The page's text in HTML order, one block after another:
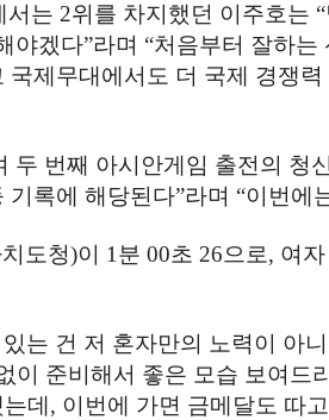
서는2위를 차지했던 이주호는 “
야겠다”라며 “처음부터 잘하는
국제무대에서도 더 국제 경쟁
두 번째 아시안게임 출전의 청
기록에 해당된다”라며 “이번에
도청)이 1분00초26으로, 여
는 건 저 혼자만의 노력이 아
이 준비해서 좋은 모습 보여드
데 , 이번에 가면 금메달도 따